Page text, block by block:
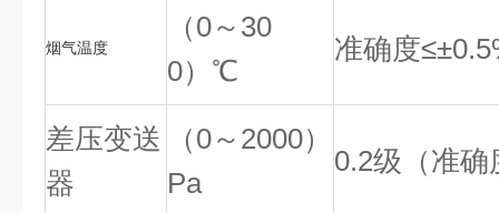
烟气温度
（0～30
0）℃
准确度
差压变送
器
（0～2000）
Pa
0.2级（准确